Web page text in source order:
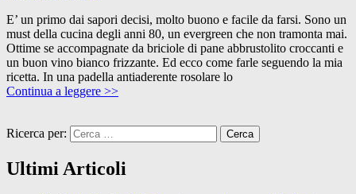
E’ un primo dai sapori decisi, molto buono e facile da farsi. Sono un
must della cucina degli anni 80, un evergreen che non tramonta mai.
Ottime se accompagnate da briciole di pane abbrustolito croccanti e
un buon vino bianco frizzante. Ed ecco come farle seguendo la mia
ricetta. In una padella antiaderente rosolare lo
Continua a leggere >>
Ricerca per:
Ultimi Articoli